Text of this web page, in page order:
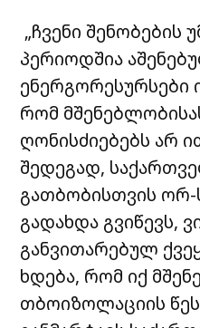
„ჩვენი შენობების
პერიოდშია
ენერგორესურსები
რომ
ღონისძიებებს არ
შედეგად,
გათბობისთვის ორ-
გადახდა გვიწევს,
განვითარებულ
ხდება, რომ იქ
თბოიზოლაციის